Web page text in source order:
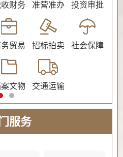
财务 准营准办 投资审批
贸易 招标拍卖 社会保障
文物 交通运输
服务